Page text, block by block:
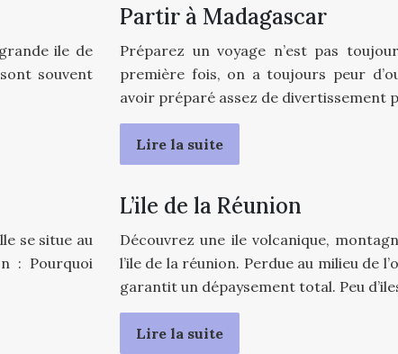
ile de
souvent
Partir à Madagascar
Préparez un voyage n’est pas
première fois, on a toujours peur
avoir préparé assez de divertissement
Lire la suite
se situe au
: Pourquoi
L’ile de la Réunion
Découvrez une ile volcanique,
l’ile de la réunion. Perdue au milieu de
garantit un dépaysement total. Peu
Lire la suite